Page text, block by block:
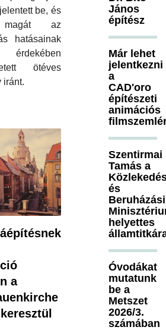
be, és
magát az
hatásainak
érdekében
ötéves
iránt.
a
János
építész
Már lehet
jelentkezni
a
CAD'oro
építészeti
animációs
Szentirmai
Tamás a
és
Beruházási
helyettes
Óvodákat
mutatunk
be a
Metszet
2026/3.
számában